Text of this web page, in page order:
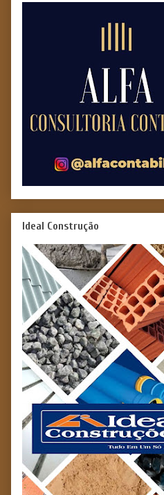
Ideal Construção